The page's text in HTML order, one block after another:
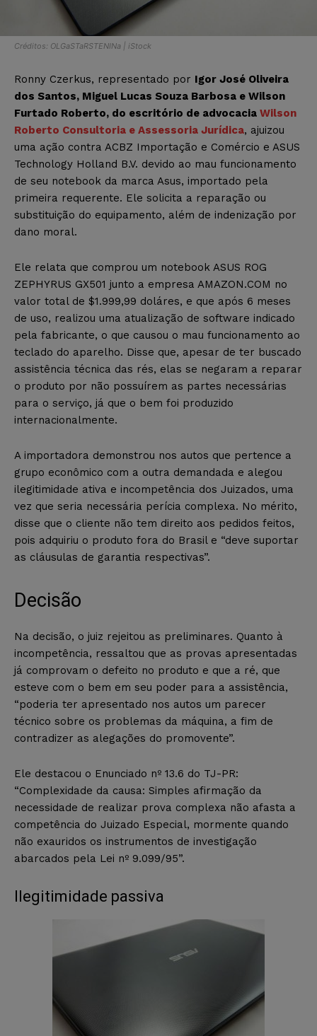
Créditos: OLGaSTaRSTENINa | iStock
Ronny Czerkus, representado por Igor José Oliveira
dos Santos, Miguel Lucas Souza Barbosa e Wilson
Furtado Roberto, do escritório de advocacia Wilson
Roberto Consultoria e Assessoria Jurídica, ajuizou
uma ação contra ACBZ Importação e Comércio e ASUS
Technology Holland B.V. devido ao mau funcionamento
de seu notebook da marca Asus, importado pela
primeira requerente. Ele solicita a reparação ou
substituição do equipamento, além de indenização por
dano moral.
Ele relata que comprou um notebook ASUS ROG
ZEPHYRUS GX501 junto a empresa AMAZON.COM no
valor total de $1.999,99 doláres, e que após 6 meses
de uso, realizou uma atualização de software indicado
pela fabricante, o que causou o mau funcionamento ao
teclado do aparelho. Disse que, apesar de ter buscado
assistência técnica das rés, elas se negaram a reparar
o produto por não possuírem as partes necessárias
para o serviço, já que o bem foi produzido
internacionalmente.
A importadora demonstrou nos autos que pertence a
grupo econômico com a outra demandada e alegou
ilegitimidade ativa e incompetência dos Juizados, uma
vez que seria necessária perícia complexa. No mérito,
disse que o cliente não tem direito aos pedidos feitos,
pois adquiriu o produto fora do Brasil e “deve suportar
as cláusulas de garantia respectivas”.
Decisão
Na decisão, o juiz rejeitou as preliminares. Quanto à
incompetência, ressaltou que as provas apresentadas
já comprovam o defeito no produto e que a ré, que
esteve com o bem em seu poder para a assistência,
“poderia ter apresentado nos autos um parecer
técnico sobre os problemas da máquina, a fim de
contradizer as alegações do promovente”.
Ele destacou o Enunciado nº 13.6 do TJ-PR:
“Complexidade da causa: Simples afirmação da
necessidade de realizar prova complexa não afasta a
competência do Juizado Especial, mormente quando
não exauridos os instrumentos de investigação
abarcados pela Lei nº 9.099/95”.
Ilegitimidade passiva